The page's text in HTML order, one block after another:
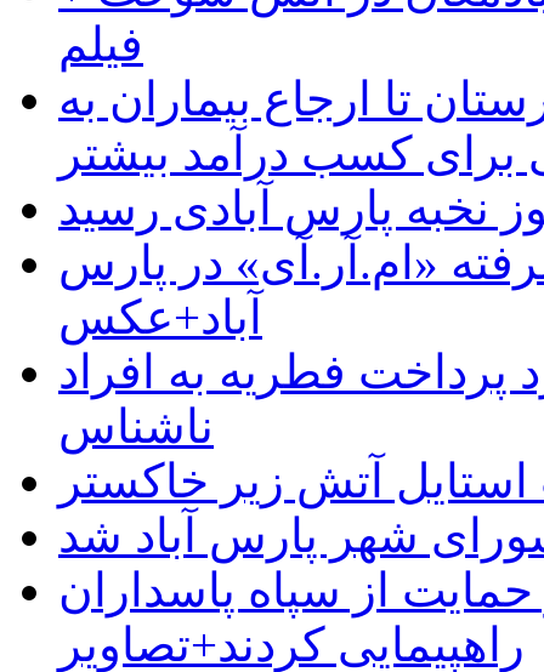
فیلم
تا ارجاع بیماران به
کسب درآمد بیشتر
نخبه پارس آبادی رسید
«ام.آر.آی» در پارس
آباد+عکس
پرداخت فطریه به افراد
ناشناس
آتش زیر خاکستر
شهر پارس آباد شد
از سپاه پاسداران
راهپیمایی کردند+تصاویر